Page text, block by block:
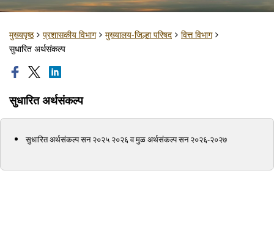
मुख्यपृष्ठ प्रशासकीय विभाग मुख्यालय-जिल्हा परिषद
वित्त विभाग
सुधारित अर्थसंकल्प
सुधारित अर्थसंकल्प
सुधारित अर्थसंकल्प सन २०२५ २०२६ व मुळ अर्थसंकल्प सन २०२६-२०२७